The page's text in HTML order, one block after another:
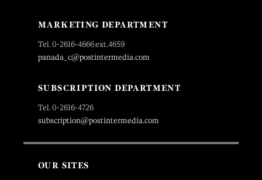
MARKETING DEPARTMENT
Tel. 0-2616-4666 ext.4659
panada_c@postintermedia.com
SUBSCRIPTION DEPARTMENT
Tel. 0-2616-4726
subscription@postintermedia.com
OUR SITES